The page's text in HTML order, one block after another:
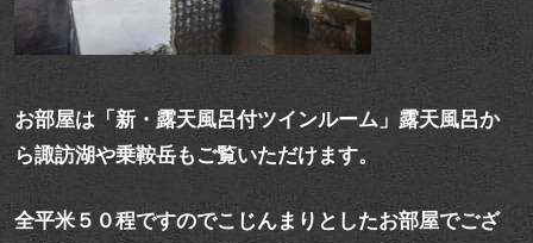
お部屋は「新・露天風呂付ツインルーム」露天風呂か
ら諏訪湖や乗鞍岳もご覧いただけます。
全平米５０程ですのでこじんまりとしたお部屋でござ